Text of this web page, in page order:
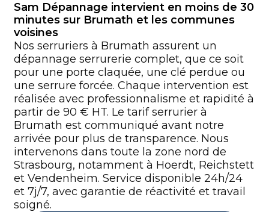
Sam Dépannage intervient en moins de 30
minutes sur Brumath et les communes
voisines
Nos serruriers à Brumath assurent un
dépannage serrurerie complet, que ce soit
pour une porte claquée, une clé perdue ou
une serrure forcée. Chaque intervention est
réalisée avec professionnalisme et rapidité à
partir de 90 € HT. Le tarif serrurier à
Brumath est communiqué avant notre
arrivée pour plus de transparence. Nous
intervenons dans toute la zone nord de
Strasbourg, notamment à Hoerdt, Reichstett
et Vendenheim. Service disponible 24h/24
et 7j/7, avec garantie de réactivité et travail
soigné.